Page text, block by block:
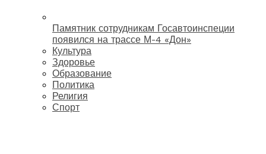
Памятник сотрудникам Госавтоинспеции
появился на трассе М-4 «Дон»
Культура
Здоровье
Образование
Политика
Религия
Спорт